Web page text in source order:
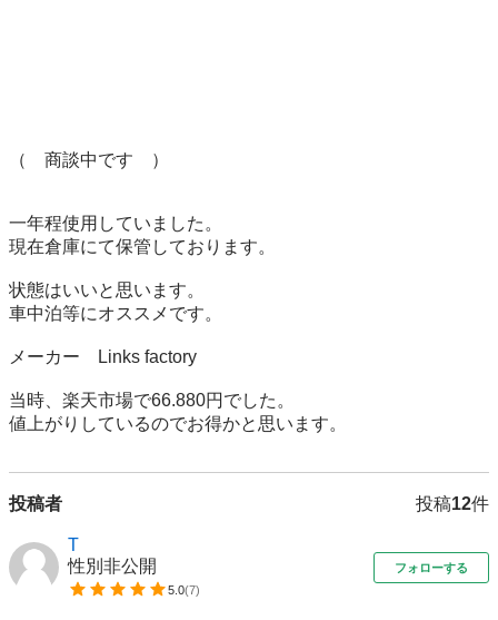
（　商談中です　）
一年程使用していました。
現在倉庫にて保管しております。
状態はいいと思います。
車中泊等にオススメです。
メーカー　Links factory
当時、楽天市場で66.880円でした。
値上がりしているのでお得かと思います。
投稿者 投稿12件
T
性別非公開
5.0(7)
フォローする